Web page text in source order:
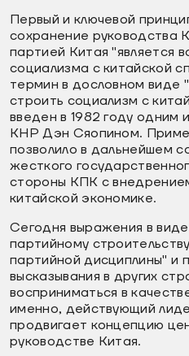
Первый и ключевой
сохранение руководства
партией Китая "является
социализма с китайской
термин в дословном виде
строить социализм с
введен в 1982 году одним
КНР Дэн Сяопином.
позволило в дальнейшем
жесткого
стороны КПК с
китайской экономике.
Сегодня выражения в
партийному
партийной дисциплины" и
высказывания в других
восприниматься в
именно, действующий
продвигает концепцию
руководстве Китая.